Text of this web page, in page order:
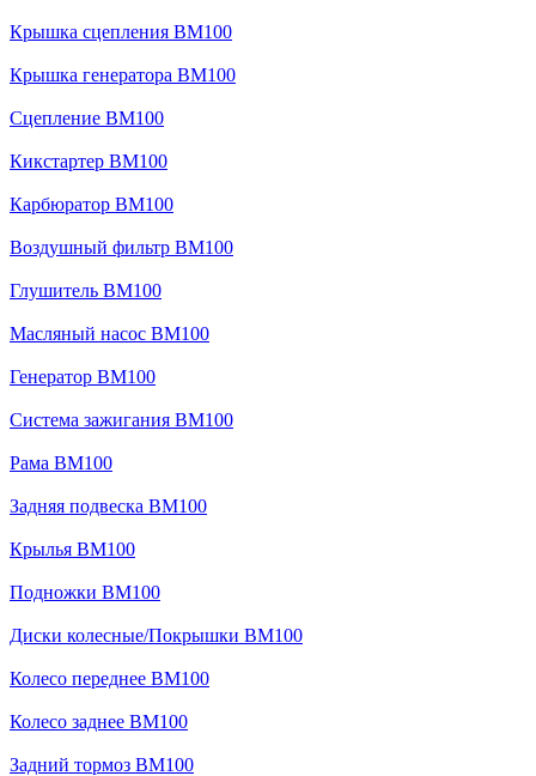
Крышка сцепления BM100
Крышка генератора BM100
Сцепление BM100
Кикстартер BM100
Карбюратор BM100
Воздушный фильтр BM100
Глушитель BM100
Масляный насос BM100
Генератор BM100
Система зажигания BM100
Рама BM100
Задняя подвеска BM100
Крылья BM100
Подножки BM100
Диски колесные/Покрышки BM100
Колесо переднее BM100
Колесо заднее BM100
Задний тормоз BM100